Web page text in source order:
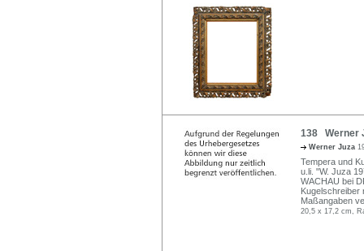
138 Werner
Werner Juza
Tempera und
u.li. "W. Juza
WACHAU bei
Kugelschreiber
Maßangaben
20,5 x 17,2 cm,